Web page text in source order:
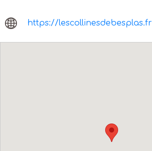
https://lescollinesdebesplas.fr